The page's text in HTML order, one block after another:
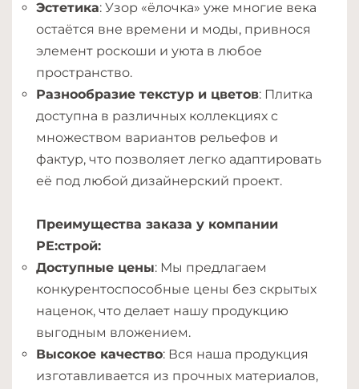
Эстетика: Узор «ёлочка» уже многие века
остаётся вне времени и моды, привнося
элемент роскоши и уюта в любое
пространство.
Разнообразие текстур и цветов: Плитка
доступна в различных коллекциях с
множеством вариантов рельефов и
фактур, что позволяет легко адаптировать
её под любой дизайнерский проект.
Преимущества заказа у компании
РЕ:строй:
Доступные цены: Мы предлагаем
конкурентоспособные цены без скрытых
наценок, что делает нашу продукцию
выгодным вложением.
Высокое качество: Вся наша продукция
изготавливается из прочных материалов,